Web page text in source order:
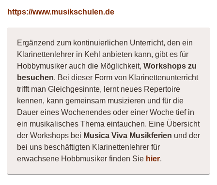
https://www.musikschulen.de
Ergänzend zum kontinuierlichen Unterricht, den ein
Klarinettenlehrer in Kehl anbieten kann, gibt es für
Hobbymusiker auch die Möglichkeit, Workshops zu
besuchen. Bei dieser Form von Klarinettenunterricht
trifft man Gleichgesinnte, lernt neues Repertoire
kennen, kann gemeinsam musizieren und für die
Dauer eines Wochenendes oder einer Woche tief in
ein musikalisches Thema eintauchen. Eine Übersicht
der Workshops bei Musica Viva Musikferien und der
bei uns beschäftigten Klarinettenlehrer für
erwachsene Hobbmusiker finden Sie hier.